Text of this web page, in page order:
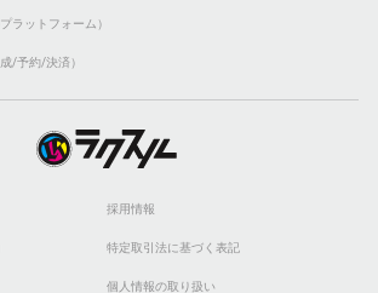
ラットフォーム）
/予約/決済）
採用情報
特定取引法に基づく表記
個人情報の取り扱い